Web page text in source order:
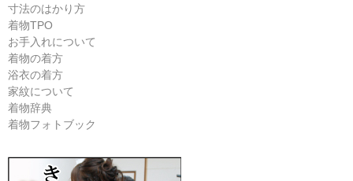
寸法のはかり方
着物TPO
お手入れについて
着物の着方
浴衣の着方
家紋について
着物辞典
着物フォトブック